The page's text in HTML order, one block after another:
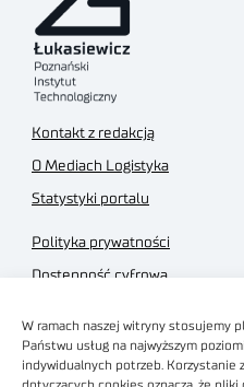
W ramach naszej witryny stosujemy
Państwu usług na najwyższym
indywidualnych potrzeb. Korzystanie
Kontakt z redakcją
O Mediach Logistyka
Statystyki portalu
Polityka prywatności
Dostępność cyfrowa
Regulamin sklepu